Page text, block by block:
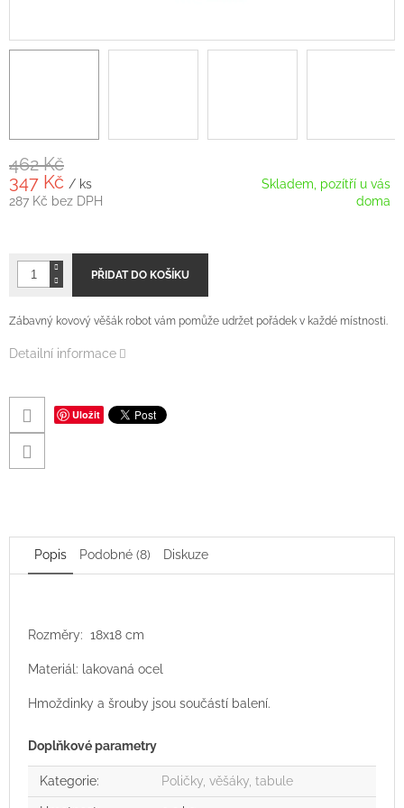
462 Kč
347 Kč / ks
287 Kč bez DPH
Skladem, pozítří u vás
doma
PŘIDAT DO KOŠÍKU
Zábavný kovový věšák robot vám pomůže udržet pořádek v každé místnosti.
Detailní informace
Uložit
Popis Podobné (8) Diskuze
Rozměry: 18x18 cm
Materiál: lakovaná ocel
Hmoždinky a šrouby jsou součástí balení.
Doplňkové parametry
Kategorie: Poličky, věšáky, tabule